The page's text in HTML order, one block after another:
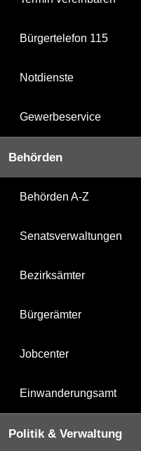
Bürgertelefon 115
Notdienste
Gewerbeservice
Behörden
Behörden A-Z
Senatsverwaltungen
Bezirksämter
Bürgerämter
Jobcenter
Einwanderungsamt
Politik & Verwaltung